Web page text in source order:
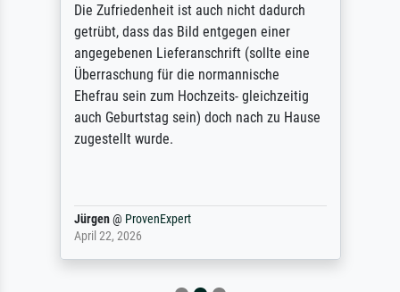
Die Zufriedenheit ist auch nicht dadurch
getrübt, dass das Bild entgegen einer
angegebenen Lieferanschrift (sollte eine
Überraschung für die normannische
Ehefrau sein zum Hochzeits- gleichzeitig
auch Geburtstag sein) doch nach zu Hause
zugestellt wurde.
Jürgen@ ProvenExpert
April 22, 2026